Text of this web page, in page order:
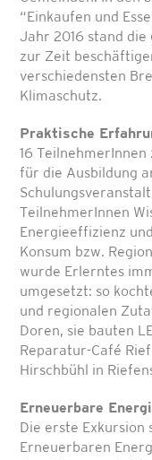
“Einkaufen und
Jahr 2016 stand
zur Zeit
verschiedensten
Klimaschutz.
Praktische
16 TeilnehmerInnen
für die Ausbildung
TeilnehmerInnen
Energieeffizienz
Konsum bzw.
wurde Erlerntes
umgesetzt: so
und regionalen
Doren, sie bauten
Reparatur-Café
Hirschbühl in
Erneuerbare
Die erste Exkursion
Erneuerbaren